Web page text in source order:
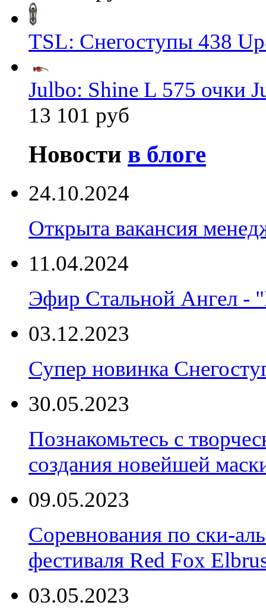
TSL: Снегоступы 438
Julbo: Shine L 575 очки
13 101 руб
Новости в блоге
24.10.2024
Открыта вакансия
11.04.2024
Эфир Стальной Ангел -
03.12.2023
Супер новинка
30.05.2023
Познакомьтесь с
создания новейшей
09.05.2023
Соревнования по ски-
фестиваля Red Fox
03.05.2023